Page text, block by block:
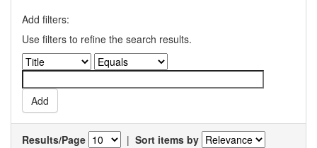
Add filters:
Use filters to refine the search results.
Results/Page | Sort items by